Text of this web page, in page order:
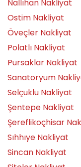
Nallıhan Nakliyat
Ostim Nakliyat
Öveçler Nakliyat
Polatlı Nakliyat
Pursaklar Nakliyat
Sanatoryum
Selçuklu Nakliyat
Şentepe Nakliyat
Şereflikoçhisar
Sıhhıye Nakliyat
Sincan Nakliyat